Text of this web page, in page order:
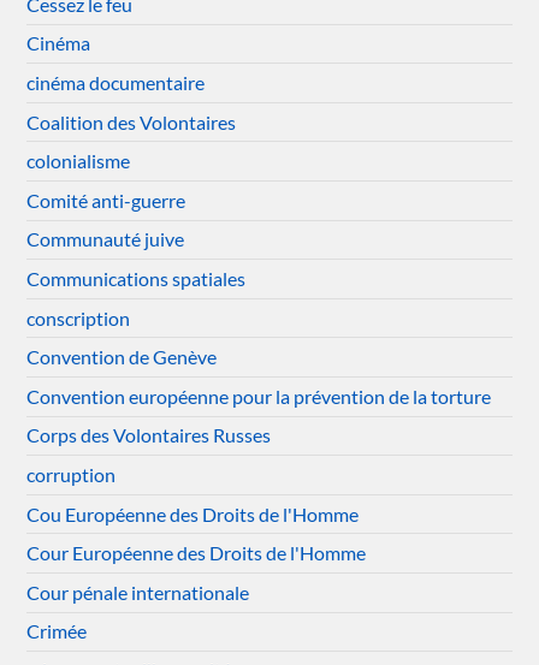
Cinéma
cinéma documentaire
Coalition des Volontaires
colonialisme
Comité anti-guerre
Communauté juive
Communications spatiales
conscription
Convention de Genève
Convention européenne pour la prévention de la torture
Corps des Volontaires Russes
corruption
Cou Européenne des Droits de l'Homme
Cour Européenne des Droits de l'Homme
Cour pénale internationale
Crimée